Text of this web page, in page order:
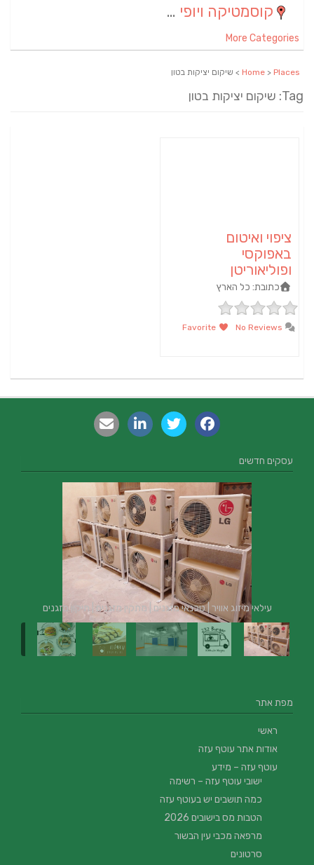
קוסמטיקה ויופי (4)
More Categories
Home > Places > שיקום יציקות בטון
Tag: שיקום יציקות בטון
ציפוי ואיטום
באפוקסי
ופוליאוריטן
כתובת: כל הארץ
עסקים חדשים
עילאי מיזוג אוויר | טכנאי מזגנים | מתקין מזגנים | תיקון מזגנים
מפת אתר
ראשי
אודות אתר עוטף עזה
עוטף עזה – מידע
ישובי עוטף עזה – רשימה
כמה תושבים יש בעוטף עזה
הטבות מס בישובים 2026
מרפאה מכבי עין הבשור
סרטונים